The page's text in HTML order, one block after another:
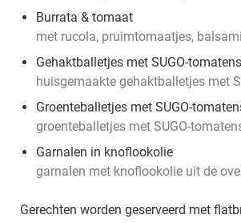
Burrata & tomaat
met rucola, pruimtomaatjes,
Gehaktballetjes met SUGO-
huisgemaakte gehaktballetjes met
Groenteballetjes met SUGO-
groenteballetjes met SUGO-
Garnalen in knoflookolie
garnalen met knoflookolie uit de
Gerechten worden geserveerd met